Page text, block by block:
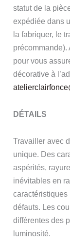
statut de la
expédiée dans
la fabriquer, le
précommande).
pour vous
décorative à
DÉTAILS
Travailler avec
unique. Des
aspérités,
inévitables en
caractéristiques
défauts. Les
différentes des
luminosité.